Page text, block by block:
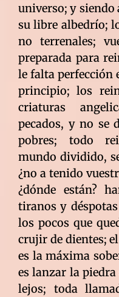
universo; y siendo
su libre albedrío;
no terrenales;
preparada para
le falta perfección
principio; los
criaturas
pecados, y no se
pobres; todo
mundo dividido,
¿no a tenido
¿dónde están?
tiranos y
los pocos que
crujir de dientes;
es la máxima
es lanzar la
lejos; toda